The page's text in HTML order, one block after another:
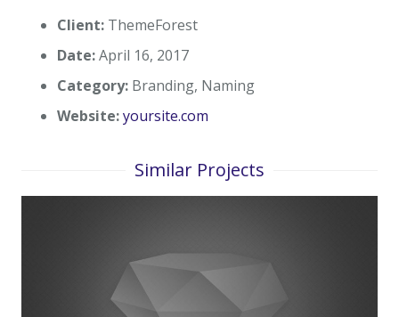
Client: ThemeForest
Date:April 16, 2017
Category: Branding, Naming
Website:yoursite.com
Similar Projects